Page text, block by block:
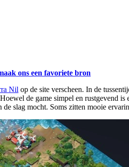
ons een favoriete bron
Nil op de site verscheen. In de
de game simpel en rustgevend
slag mocht. Soms zitten mooie